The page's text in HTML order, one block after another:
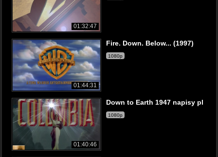
01:32:47
01:44:31
Fire. Down. Below... (1997)
1080p
01:40:46
Down to Earth 1947 napisy pl
1080p